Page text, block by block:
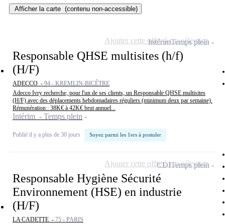
Afficher la carte (contenu non-accessible)
Responsable QHSE multisites (h/f)
(H/F)
ADECCO - 94 - KREMLIN-BICÊTRE
Adecco Ivry recherche, pour l'un de ses clients, un Responsable QHSE multisites
(H/F) avec des déplacements hebdomadaires réguliers (minimum deux par semaine).
Rémunération : 38K€ à 42K€ brut annuel...
Intérim - Temps plein
Publié il y a plus de 30 jours Soyez parmi les 1ers à postuler
IntérimTemps plein
Ajouter cette offre à ma sélection
Responsable Hygiène Sécurité
Environnement (HSE) en industrie
(H/F)
LA CADETTE - 75 - PARIS
CDITemps plein
Ajouter cette offre à ma sélection